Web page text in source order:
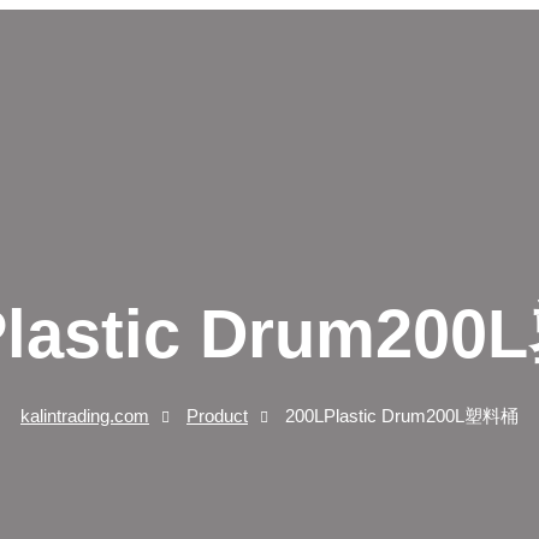
Drum200L
kalintrading.com Product 200LPlastic Drum200L塑料桶